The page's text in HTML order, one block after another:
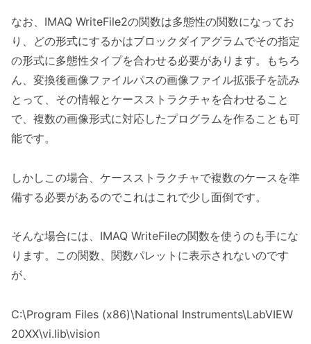
なお、IMAQ WriteFile2の関数は多態性の関数になってお
り、どの形式にするかはブロックダイアグラムでその指定
の形式に多態性タイプを合わせる必要があります。もちろ
ん、変換後画像ファイルパスの画像ファイル拡張子を読み
とって、その情報とケースストラクチャを合わせること
で、複数の画像形式に対応したプログラムを作ることも可
能です。
しかしこの場合、ケースストラクチャで複数のケースを準
備する必要があるのでこれはこれで少し面倒です。
そんな場合には、IMAQ WriteFileの関数を使うのも手にな
ります。この関数、関数パレットに表示されないのです
が、
C:\Program Files (x86)\National Instruments\LabVIEW
20XX\vi.lib\vision